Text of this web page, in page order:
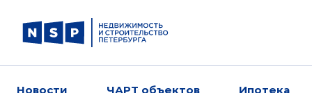
Новости ЧАРТ объектов Ипотека